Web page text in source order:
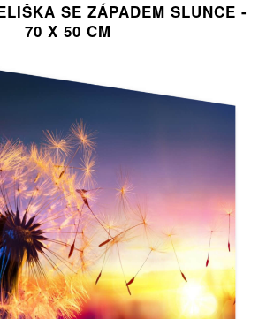
SE ZÁPADEM SLUNCE -
70 X 50 CM